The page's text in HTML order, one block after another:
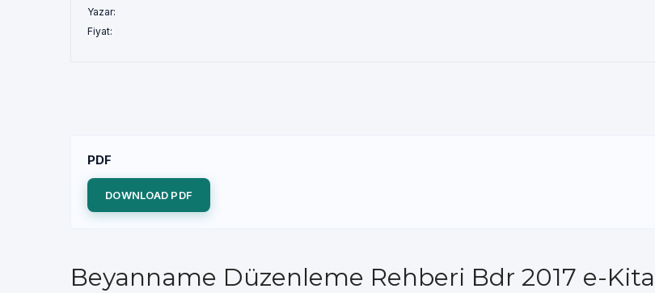
Yazar:
Fiyat:
PDF
DOWNLOAD PDF
Beyanname Düzenleme Rehberi Bdr 2017 e-